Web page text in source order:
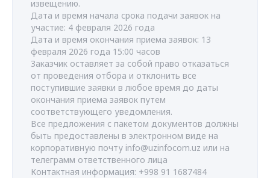
извещению.
Дата и время начала срока подачи заявок на
участие: 4 февраля 2026 года
Дата и время окончания приема заявок: 13
февраля 2026 года 15:00 часов
Заказчик оставляет за собой право отказаться
от проведения отбора и отклонить все
поступившие заявки в любое время до даты
окончания приема заявок путем
соответствующего уведомления.
Все предложения с пакетом документов должны
быть предоставлены в электронном виде на
корпоративную почту info@uzinfocom.uz или на
телеграмм ответственного лица
Контактная информация: +998 91 1687484